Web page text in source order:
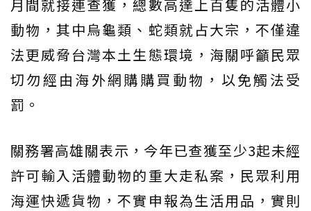
月間就接連查獲，總數高達上百隻的活體小
動物，其中烏龜類、蛇類就占大宗，不僅違
法更威脅台灣本土生態環境，海關呼籲民眾
切勿經由海外網購購買動物，以免觸法受
罰。
關務署高雄關表示，今年已查獲至少3起未經
許可輸入活體動物的重大走私案，民眾利用
海運快遞貨物，不實申報為生活用品，實則